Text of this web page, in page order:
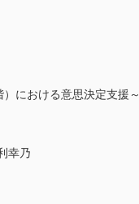
における意思決定支援～
幸乃